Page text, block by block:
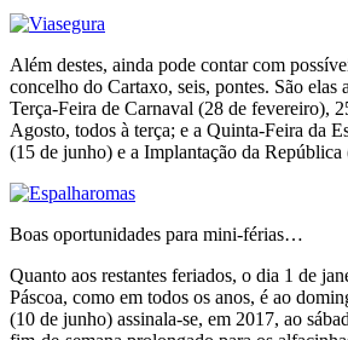
Além destes, ainda pode contar com
concelho do Cartaxo, seis, pontes. São elas
Terça-Feira de Carnaval (28 de fevereiro),
Agosto, todos à terça; e a Quinta-Feira da
(15 de junho) e a Implantação da República
Boas oportunidades para mini-férias…
Quanto aos restantes feriados, o dia 1 de
Páscoa, como em todos os anos, é ao
(10 de junho) assinala-se, em 2017, ao